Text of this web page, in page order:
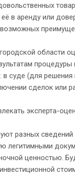
в аренду или
области
в суде (для
сделок или
эксперта-
разных
легитимными
ценностью.